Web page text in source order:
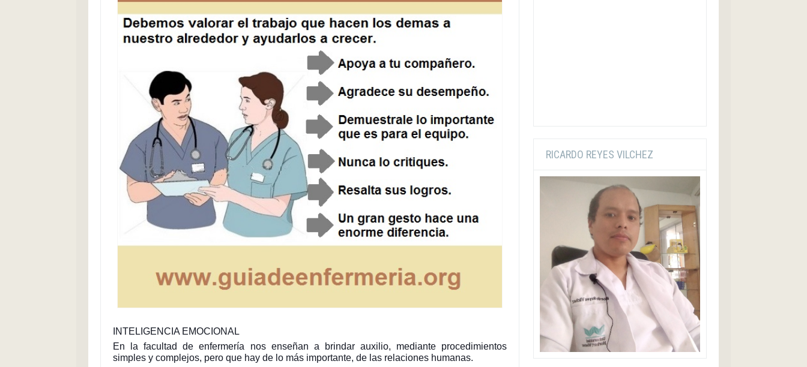
INTELIGENCIA EMOCIONAL
En la facultad de enfermería nos enseñan a brindar auxilio, mediante procedimientos
simples y complejos, pero que hay de lo más importante, de las relaciones humanas.
RICARDO REYES VILCHEZ